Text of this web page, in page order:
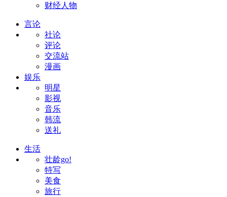
财经人物
言论
社论
评论
交流站
漫画
娱乐
明星
影视
音乐
韩流
送礼
生活
壮龄go!
特写
美食
旅行